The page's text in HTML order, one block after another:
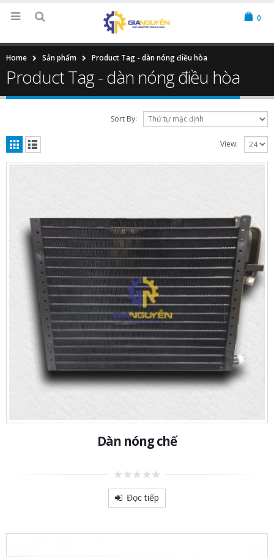
0
Home Sản phẩm Product Tag - dàn nóng điều hòa
Product Tag - dàn nóng điều hòa
Sort By:
View:
Dàn nóng chế
0
out Đọc tiếp